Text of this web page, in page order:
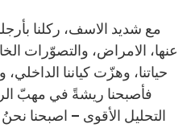
مع شديد الاسف، ركلنا
عنها، الامراض، والتصوّرات
حياتنا، وهزّت كياننا
فأصبحنا ريشةً في مهبّ
التحليل الأقوى – اصبحنا نحنُ